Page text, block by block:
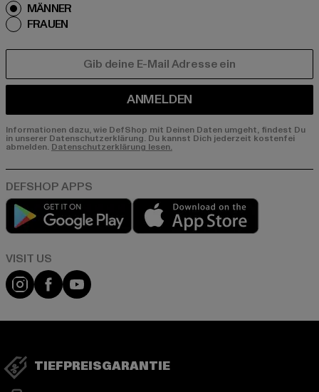
MÄNNER
FRAUEN
ANMELDEN
Informationen dazu, wie DefShop mit Deinen Daten umgeht, findest Du
in unserer Datenschutzerklärung. Du kannst Dich jederzeit kostenfei
abmelden. Datenschutzerklärung lesen.
Play market
Visit our Instagram page:
Visit our Facebook page:
Visit our YouTube channel:
TIEFPREISGARANTIE